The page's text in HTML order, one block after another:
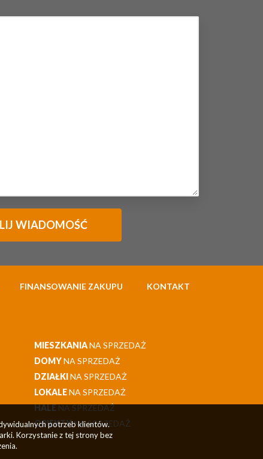
FINANSOWANIE ZAKUPU KONTAKT
MIESZKANIANA SPRZEDAŻ
DOMYNA SPRZEDAŻ
DZIAŁKINA SPRZEDAŻ
LOKALENA SPRZEDAŻ
HALENA SPRZEDAŻ
OBIEKTYNA SPRZEDAŻ
potrzeb klientów.
Korzystanie z tej strony bez